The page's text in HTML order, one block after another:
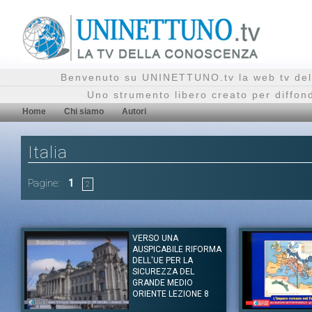
Benvenuto su UNINETTUNO.tv la web tv
Uno strumento libero creato per
Home Chi siamo Autori
Italia
Pagine: 1 2
VERSO UNA
AUSPICABILE RIFORMA
DELL'UE PER LA
SICUREZZA DEL
GRANDE MEDIO
ORIENTE LEZIONE 8